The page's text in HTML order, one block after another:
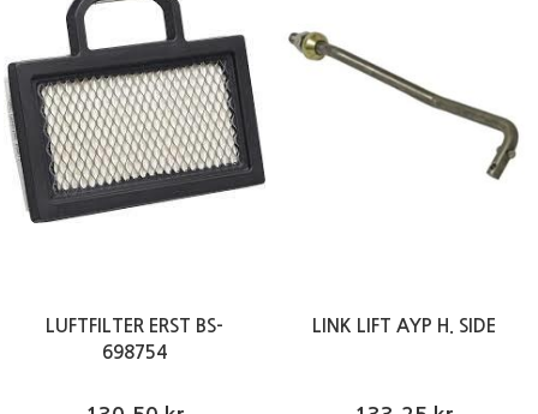
LUFTFILTER ERST BS-
698754
LINK LIFT AYP H. SIDE